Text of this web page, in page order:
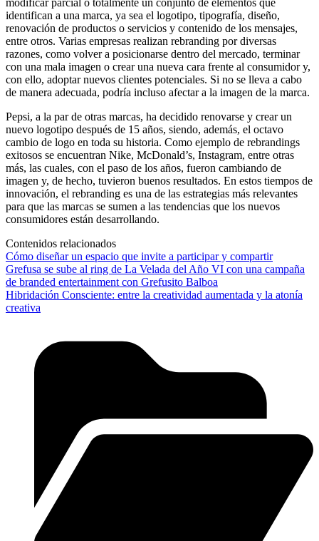
modificar parcial o totalmente un conjunto de elementos que
identifican a una marca, ya sea el logotipo, tipografía, diseño,
renovación de productos o servicios y contenido de los mensajes,
entre otros. Varias empresas realizan rebranding por diversas
razones, como volver a posicionarse dentro del mercado, terminar
con una mala imagen o crear una nueva cara frente al consumidor y,
con ello, adoptar nuevos clientes potenciales. Si no se lleva a cabo
de manera adecuada, podría incluso afectar a la imagen de la marca.
Pepsi, a la par de otras marcas, ha decidido renovarse y crear un
nuevo logotipo después de 15 años, siendo, además, el octavo
cambio de logo en toda su historia. Como ejemplo de rebrandings
exitosos se encuentran Nike, McDonald’s, Instagram, entre otras
más, las cuales, con el paso de los años, fueron cambiando de
imagen y, de hecho, tuvieron buenos resultados. En estos tiempos de
innovación, el rebranding es una de las estrategias más relevantes
para que las marcas se sumen a las tendencias que los nuevos
consumidores están desarrollando.
Contenidos relacionados
Cómo diseñar un espacio que invite a participar y compartir
Grefusa se sube al ring de La Velada del Año VI con una campaña
de branded entertainment con Grefusito Balboa
Hibridación Consciente: entre la creatividad aumentada y la atonía
creativa